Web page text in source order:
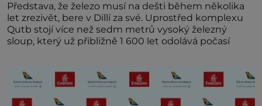
Představa, že železo musí na dešti během několika
let zrezivět, bere v Dillí za své. Uprostřed komplexu
Qutb stojí více než sedm metrů vysoký železný
sloup, který už přibližně 1 600 let odolává počasí